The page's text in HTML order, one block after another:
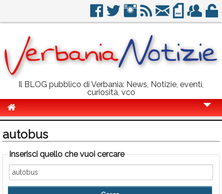
Il BLOG pubblico di Verbania: News, Notizie, eventi,
curiosità, vco
Politica
Sport
Eventi
autobus
Inserisci quello che vuoi cercare